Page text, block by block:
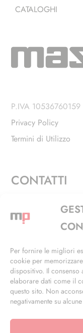
Per fornire le migliori
cookie per
dispositivo. Il consenso
elaborare dati come il
questo sito. Non
negativamente su
CATALOGHI
P.IVA 10536760159
Privacy Policy
Termini di Utilizzo
CONTATTI
Via Alfieri, 27
+39 02 4846